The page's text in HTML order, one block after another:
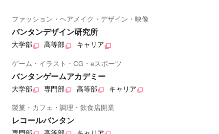
ファッション・ヘアメイク・デザイン・映像
バンタンデザイン研究所
大学部 高等部 キャリア
ゲーム・イラスト・CG・eスポーツ
バンタンゲームアカデミー
大学部 専門部 高等部 キャリア
製菓・カフェ・調理・飲食店開業
レコールバンタン